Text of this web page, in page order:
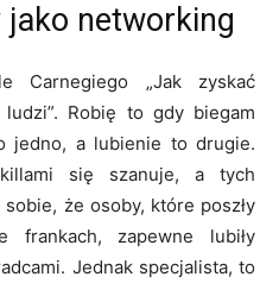
networking
Carnegiego „Jak zyskać
Robię to gdy biegam
jedno, a lubienie to drugie.
się szanuje, a tych
że osoby, które poszły
zapewne lubiły
Jednak specjalista, to